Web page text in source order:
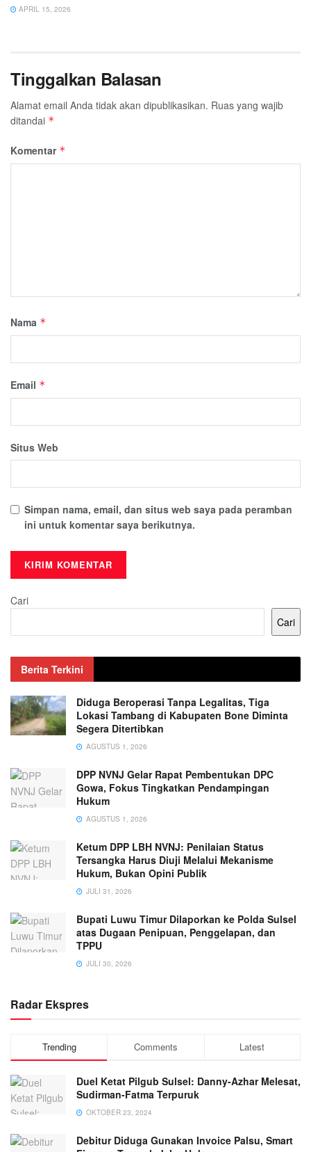
APRIL 15, 2026
Tinggalkan Balasan
Alamat email Anda tidak akan dipublikasikan. Ruas yang wajib
ditandai *
Komentar *
Nama *
Email *
Situs Web
Simpan nama, email, dan situs web saya pada peramban
ini untuk komentar saya berikutnya.
Cari
Cari
Berita Terkini
Diduga Beroperasi Tanpa Legalitas, Tiga
Lokasi Tambang di Kabupaten Bone Diminta
Segera Ditertibkan
AGUSTUS 1, 2026
DPP NVNJ Gelar Rapat Pembentukan DPC
Gowa, Fokus Tingkatkan Pendampingan
Hukum
AGUSTUS 1, 2026
Ketum DPP LBH NVNJ: Penilaian Status
Tersangka Harus Diuji Melalui Mekanisme
Hukum, Bukan Opini Publik
JULI 31, 2026
Bupati Luwu Timur Dilaporkan ke Polda Sulsel
atas Dugaan Penipuan, Penggelapan, dan
TPPU
JULI 30, 2026
Radar Ekspres
Trending Comments Latest
Duel Ketat Pilgub Sulsel: Danny-Azhar Melesat,
Sudirman-Fatma Terpuruk
OKTOBER 23, 2024
Debitur Diduga Gunakan Invoice Palsu, Smart